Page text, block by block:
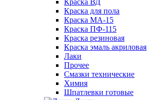
Краска ВД
Краска для пола
Краска МА-15
Краска ПФ-115
Краска резиновая
Краска эмаль акриловая
Лаки
Прочее
Смазки технические
Химия
Шпатлевки готовые